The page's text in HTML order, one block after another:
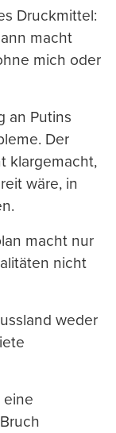
Druckmittel:
macht
mich oder
an Putins
Der
klargemacht,
wäre, in
macht nur
nicht
weder
eine